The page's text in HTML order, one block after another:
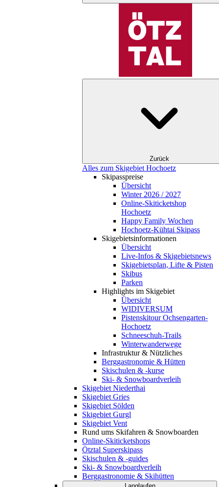
Zurück
Alles zum Skigebiet Hochoetz
Skipasspreise
Übersicht
Winter 2026 / 2027
Online-Skiticketshop
Hochoetz
Happy Family Wochen
Hochoetz-Kühtai Skipass
Skigebietsinformationen
Übersicht
Live-Infos & Skigebietsnews
Skigebietsplan, Lifte & Pisten
Skibus
Parken
Highlights im Skigebiet
Übersicht
WIDIVERSUM
Pistenskitour Ochsengarten-
Hochoetz
Schneeschuh-Trails
Winterwanderwege
Infrastruktur & Nützliches
Berggastronomie & Hütten
Skischulen & -kurse
Ski- & Snowboardverleih
Skigebiet Niederthai
Skigebiet Gries
Skigebiet Sölden
Skigebiet Gurgl
Skigebiet Vent
Rund ums Skifahren & Snowboarden
Online-Skiticketshops
Ötztal Superskipass
Skischulen & -guides
Ski- & Snowboardverleih
Berggastronomie & Skihütten